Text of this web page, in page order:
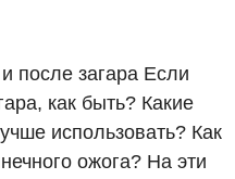
после загара Если
как быть? Какие
использовать? Как
ожога? На эти